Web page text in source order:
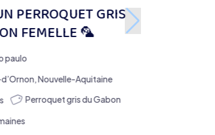
DON D’UN PERROQUET GRIS
DU GABON FEMELLE 🦜
par
Villenave-d’Ornon,Nouvelle-Aquitaine
296 Vues
Perroquet gris du Gabon
il y a 2 semaines